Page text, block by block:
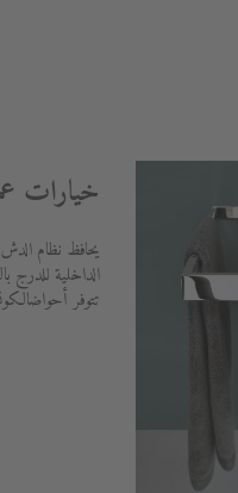
خيارات
يحافظ نظام
الداخلية للدرج
تتوفر